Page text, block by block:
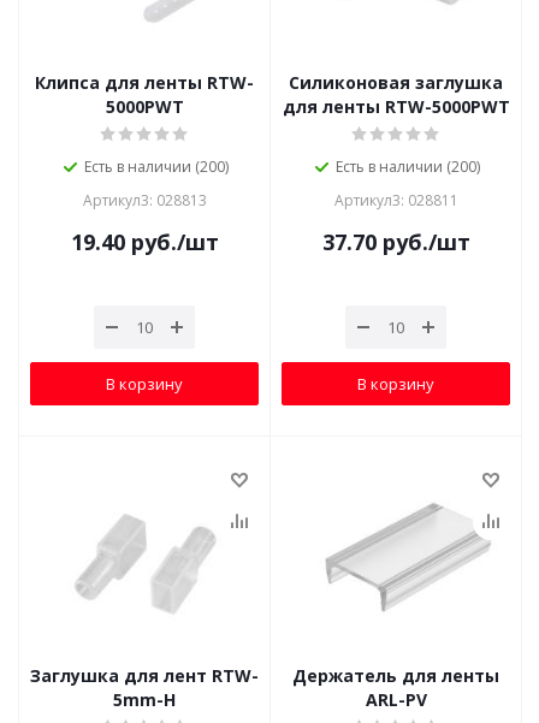
Клипса для ленты RTW-
5000PWT
Есть в наличии (200)
Артикул3: 028813
19.40руб./шт
В корзину
Силиконовая заглушка
для ленты RTW-5000PWT
Есть в наличии (200)
Артикул3: 028811
37.70руб./шт
В корзину
Заглушка для лент RTW-
5mm-H
Держатель для ленты
ARL-PV